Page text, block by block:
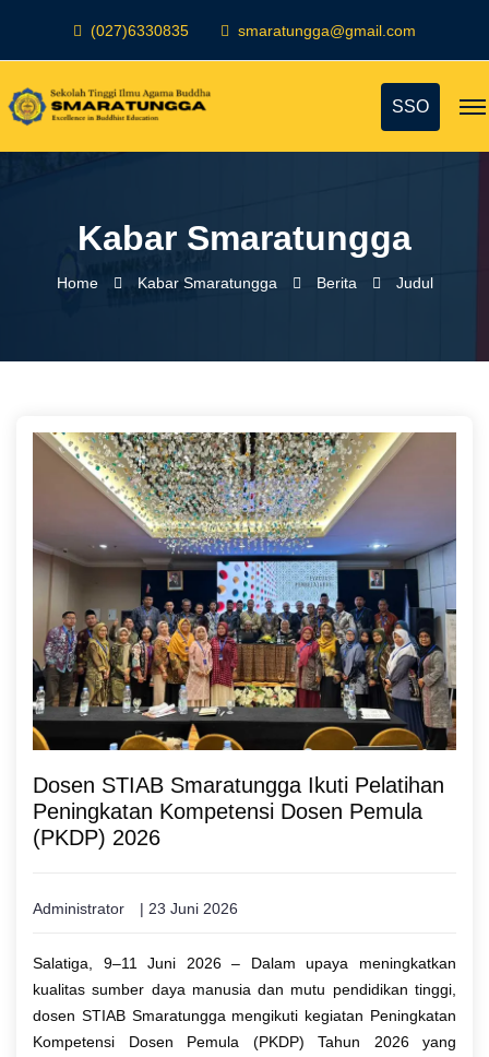
(027)6330835 smaratungga@gmail.com
SSO
Kabar Smaratungga
Home Kabar Smaratungga Berita Judul
Dosen STIAB Smaratungga Ikuti Pelatihan
Peningkatan Kompetensi Dosen Pemula
(PKDP) 2026
Administrator | 23 Juni 2026
Salatiga, 9–11 Juni 2026 – Dalam upaya meningkatkan
kualitas sumber daya manusia dan mutu pendidikan tinggi,
dosen STIAB Smaratungga mengikuti kegiatan Peningkatan
Kompetensi Dosen Pemula (PKDP) Tahun 2026 yang